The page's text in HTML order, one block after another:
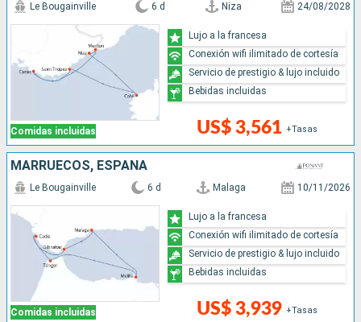
Comidas incluidas
Le Bougainville 6 d Niza 24/08/2028
US$ 3,561 +Tasas
Lujo a la francesa
Conexión wifi ilimitado de cortesía
Servicio de prestigio & lujo incluido
Bebidas incluidas
MARRUECOS, ESPAÑA
Comidas incluidas
Le Bougainville 6 d Malaga 10/11/2026
US$ 3,939 +Tasas
Lujo a la francesa
Conexión wifi ilimitado de cortesía
Servicio de prestigio & lujo incluido
Bebidas incluidas